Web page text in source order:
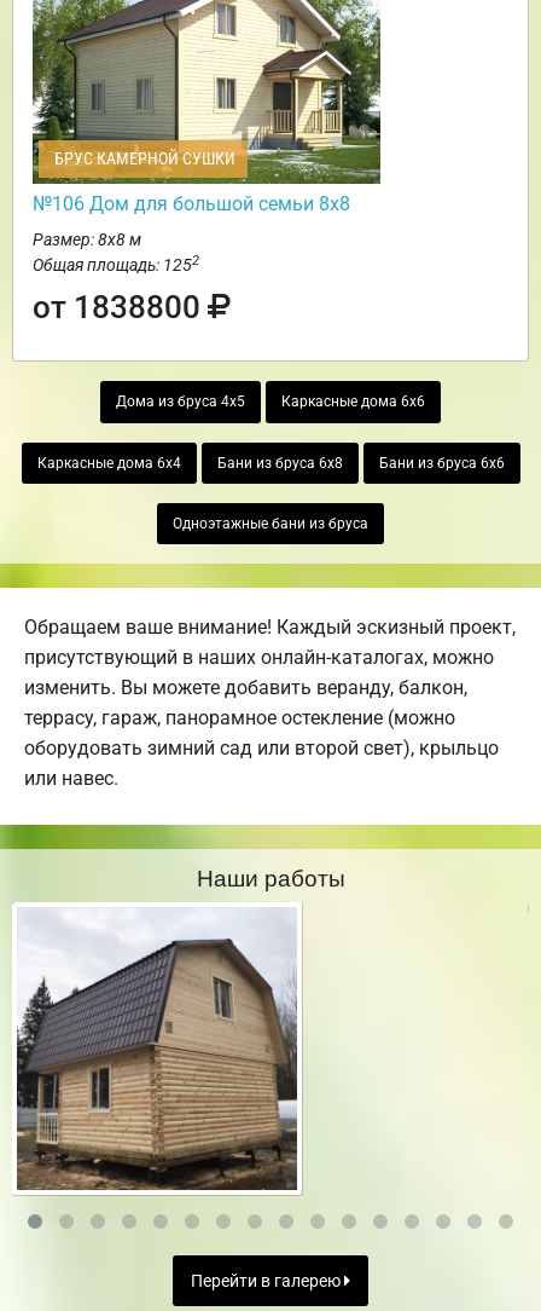
БРУС КАМЕРНОЙ СУШКИ
№106 Дом для большой семьи 8х8
Размер: 8х8 м
Общая площадь: 1252
от 1838800
Дома из бруса 4х5 Каркасные дома 6х6
Каркасные дома 6х4 Бани из бруса 6х8 Бани из бруса 6х6
Одноэтажные бани из бруса
Обращаем ваше внимание! Каждый эскизный проект,
присутствующий в наших онлайн-каталогах, можно
изменить. Вы можете добавить веранду, балкон,
террасу, гараж, панорамное остекление (можно
оборудовать зимний сад или второй свет), крыльцо
или навес.
Наши работы
Перейти в галерею